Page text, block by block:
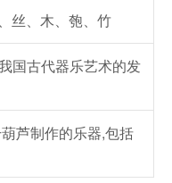
丝、木、匏、竹
国古代器乐艺术的发
芦制作的乐器,包括